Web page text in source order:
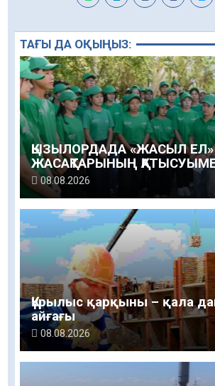
ТАҒЫ ДА ОҚЫҢЫЗ:
ҚЫЗЫЛОРДАДА «ЖАСЫЛ
ЖАСАҚТАРЫНЫҢ
ЭКОЛОГИЯЛЫҚ СЕНБІЛІК
08.08.2026
Құрылыс қарқыны – қала
айғағы
08.08.2026